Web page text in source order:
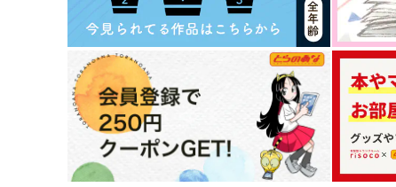
静けさが心に染み入る蝉の声
はちみつみかん
Too Over!
はちみつノイズ